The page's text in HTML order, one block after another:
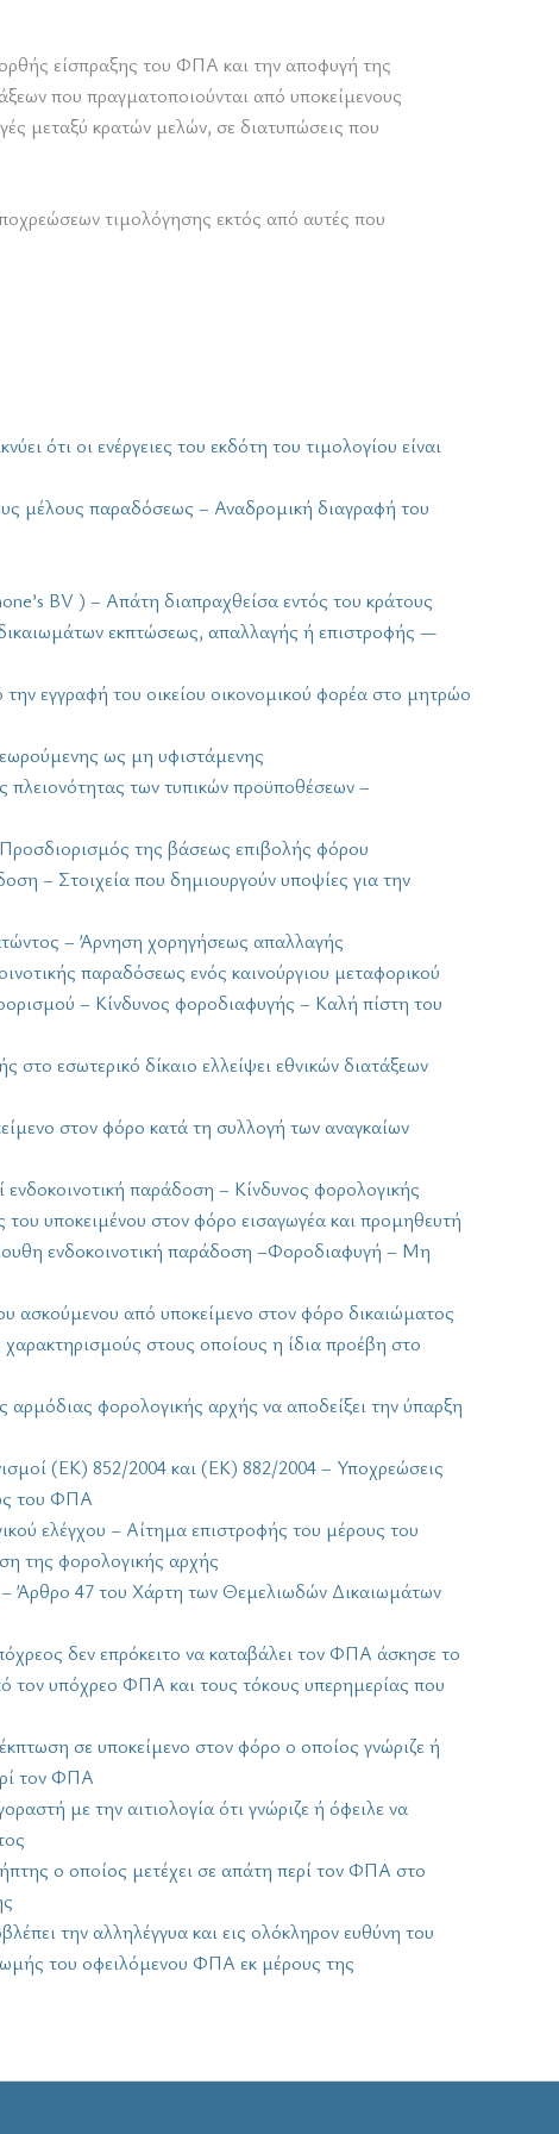
είσπραξης του ΦΠΑ και την αποφυγή της
που πραγματοποιούνται από υποκείμενους
μεταξύ κρατών μελών, σε διατυπώσεις που
τιμολόγησης εκτός από αυτές που
ότι οι ενέργειες του εκδότη του τιμολογίου είναι
μέλους παραδόσεως – Αναδρομική διαγραφή του
BV ) – Απάτη διαπραχθείσα εντός του κράτους
εκπτώσεως, απαλλαγής ή επιστροφής —
εγγραφή του οικείου οικονομικού φορέα στο μητρώο
ως μη υφιστάμενης
πλειονότητας των τυπικών προϋποθέσεων –
της βάσεως επιβολής φόρου
– Στοιχεία που δημιουργούν υποψίες για την
– Άρνηση χορηγήσεως απαλλαγής
παραδόσεως ενός καινούργιου μεταφορικού
– Κίνδυνος φοροδιαφυγής – Καλή πίστη του
εσωτερικό δίκαιο ελλείψει εθνικών διατάξεων
στον φόρο κατά τη συλλογή των αναγκαίων
παράδοση – Κίνδυνος φορολογικής
υποκειμένου στον φόρο εισαγωγέα και προμηθευτή
ενδοκοινοτική παράδοση –Φοροδιαφυγή – Μη
ασκούμενου από υποκείμενο στον φόρο δικαιώματος
στους οποίους η ίδια προέβη στο
φορολογικής αρχής να αποδείξει την ύπαρξη
(ΕΚ) 852/2004 και (ΕΚ) 882/2004 – Υποχρεώσεις
του ΦΠΑ
ελέγχου – Αίτημα επιστροφής του μέρους του
της φορολογικής αρχής
Άρθρο 47 του Χάρτη των Θεμελιωδών Δικαιωμάτων
δεν επρόκειτο να καταβάλει τον ΦΠΑ άσκησε το
τον υπόχρεο ΦΠΑ και τους τόκους υπερημερίας που
σε υποκείμενο στον φόρο ο οποίος γνώριζε ή
τον ΦΠΑ
με την αιτιολογία ότι γνώριζε ή όφειλε να
ο οποίος μετέχει σε απάτη περί τον ΦΠΑ στο
την αλληλέγγυα και εις ολόκληρον ευθύνη του
του οφειλόμενου ΦΠΑ εκ μέρους της